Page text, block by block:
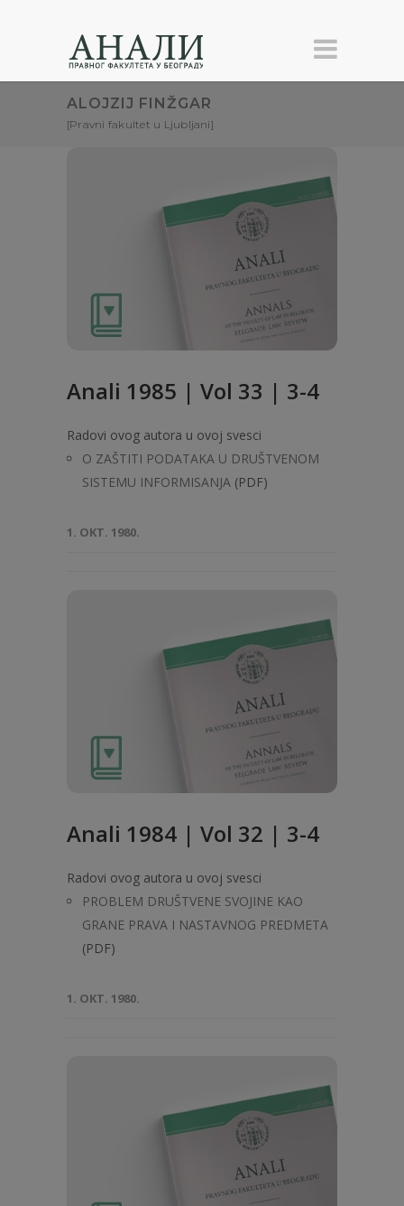
ALOJZIJ FINŽGAR
[Pravni fakultet u Ljubljani]
Anali 1985 | Vol 33 | 3-4
Radovi ovog autora u ovoj svesci
O ZAŠTITI PODATAKA U DRUŠTVENOM
SISTEMU INFORMISANJA (PDF)
1. OKT. 1980.
Anali 1984 | Vol 32 | 3-4
Radovi ovog autora u ovoj svesci
PROBLEM DRUŠTVENE SVOJINE KAO
GRANE PRAVA I NASTAVNOG PREDMETA
(PDF)
1. OKT. 1980.